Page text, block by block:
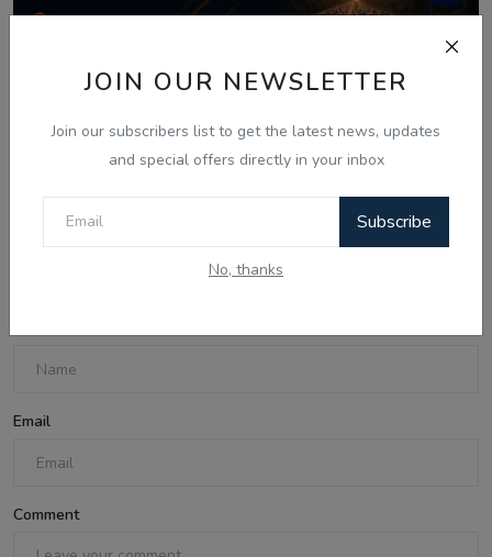
JOIN OUR NEWSLETTER
Join our subscribers list to get the latest news, updates
and special offers directly in your inbox
Subscribe
No, thanks
Aug 4, 2026
04 Aug Today Updates: Myanmar News,
India Bypolls ...
Email
Comment